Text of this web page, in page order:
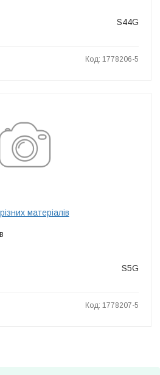
S44G
Код: 1778206-5
матеріалів
S5G
Код: 1778207-5